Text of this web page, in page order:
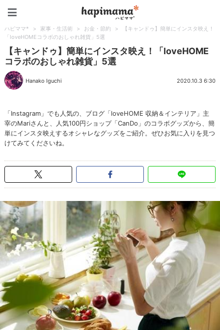
ハピママ* > 家事・生活術 > お金・節約 >
【キャンドゥ】簡単にインスタ映え！
「loveHOMEコラボのおしゃれ雑貨」5選
【キャンドゥ】簡単にインスタ映え！「loveHOME
コラボのおしゃれ雑貨」5選
Hanako Iguchi 2020.10.3 6:30
「Instagram」でも人気の、ブログ「loveHOME 収納＆インテリア」主
宰のMariさんと、人気100円ショップ「CanDo」のコラボグッズから、簡
単にインスタ映えするオシャレなグッズをご紹介。ぜひお気に入りを見つ
けてみてくださいね。